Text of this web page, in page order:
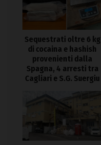
Sequestrati oltre 6 kg
di cocaina e hashish
provenienti dalla
Spagna, 4 arresti tra
Cagliari e S.G. Suergiu